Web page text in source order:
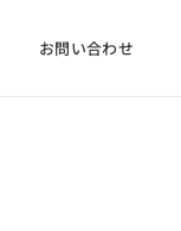
お問い合わせ